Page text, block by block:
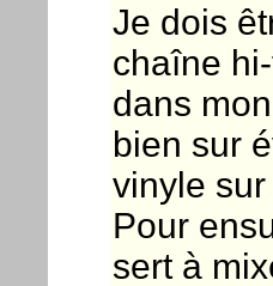
Je dois
chaîne
dans
bien sur
vinyle
Pour
sert à